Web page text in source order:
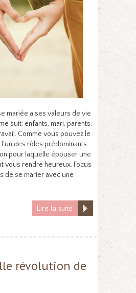
mariée a ses valeurs de vie
suit: enfants, mari, parents,
Comme vous pouvez le
des rôles prédominants
pour laquelle épouser une
vous rendre heureux. Focus
de se marier avec une
Lire la suite
révolution de